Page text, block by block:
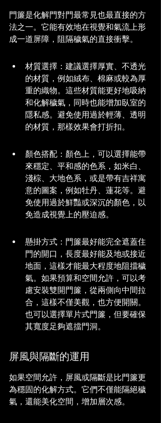
門簾是化解門對門最常見也最直接的方
法之一。它能有效地在視覺和氣流上形
成一道屏障，阻隔穢氣的直接衝擊。
材質選擇：建議選擇厚實、不透光
的材質，例如絨布、棉麻或較為厚
重的織物。這些材質能更好地吸納
和化解穢氣，同時也能增加臥室的
隱私感。避免使用過於輕薄、透明
的材質，那樣效果會打折扣。
顏色搭配：顏色上，可以選擇能帶
來穩定、平和感的色系，如米白、
淺棕、大地色系，或是帶有吉祥寓
意的圖案，例如牡丹、蓮花等。避
免使用過於鮮豔或深沉的顏色，以
免造成視覺上的壓迫感。
懸掛方式：門簾最好能完全遮蓋住
門的開口，長度最好能及地或接近
地面，這樣才能最大程度地阻擋穢
氣。如果預算和空間允許，可以考
慮安裝雙開門簾，從兩側向中間拉
合，這樣不僅美觀，也方便開關。
也可以選擇單片式門簾，但要確保
其寬度足夠遮擋門洞。
屏風與隔斷的運用
如果空間允許，屏風或隔斷是比門簾更
為穩固的化解方式。它們不僅能隔絕穢
氣，還能美化空間，增加層次感。